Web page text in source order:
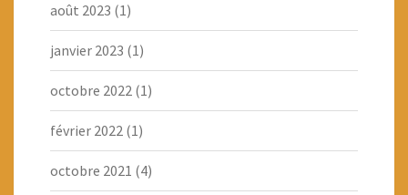
août 2023 (1)
janvier 2023 (1)
octobre 2022 (1)
février 2022 (1)
octobre 2021 (4)